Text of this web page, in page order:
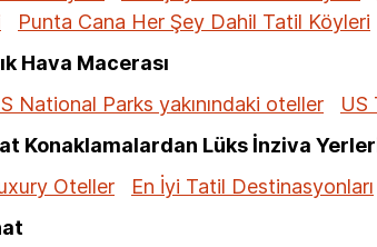
Punta Cana Her Şey Dahil Tatil Köyleri
Hava Macerası
National Parks yakınındaki oteller US
Konaklamalardan Lüks İnziva
Oteller En İyi Tatil Destinasyonları